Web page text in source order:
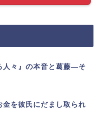
人々』の本音と葛藤—そ
金を彼氏にだまし取られ